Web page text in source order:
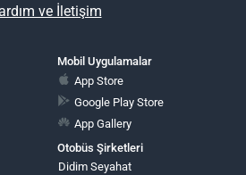
ve İletişim
Mobil Uygulamalar
App Store
Google Play Store
App Gallery
Otobüs Şirketleri
Didim Seyahat